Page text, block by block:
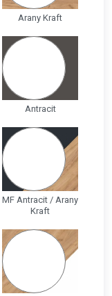
Arany Kraft
Antracit
MF Antracit / Arany
Kraft